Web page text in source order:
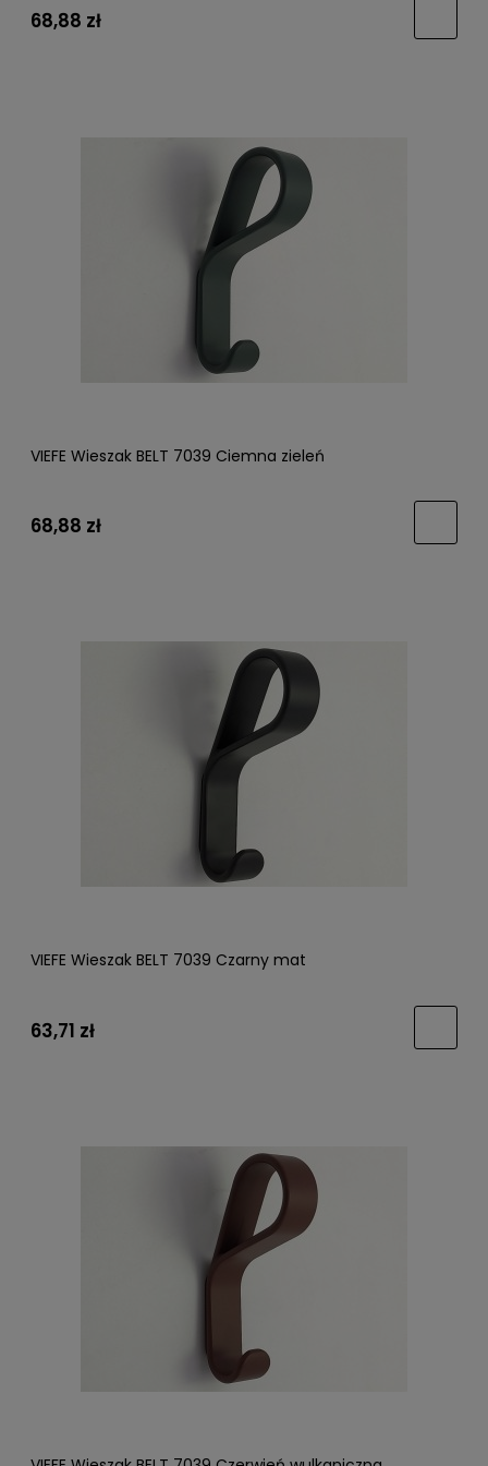
68,88 zł
VIEFE Wieszak BELT 7039 Ciemna zieleń
68,88 zł
VIEFE Wieszak BELT 7039 Czarny mat
63,71 zł